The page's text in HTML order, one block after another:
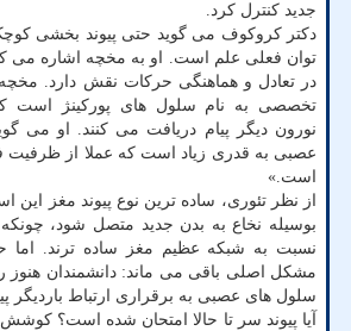
جدید کنترل کرد.
دکتر کروکوف می گوید حتی پیوند بخشی
توان فعلی علم است. او به مخچه اشاره می
در تعادل و هماهنگی حرکات نقش دارد. مخچه
تخصصی به نام سلول های پورکینژ است
نورون دیگر پیام دریافت می کنند. او می
عصبی به قدری زیاد است که عملا از ظرفیت
است.»
از نظر تئوری، ساده ترین نوع پیوند مغز
بوسیله نخاع به بدن جدید متصل شود،
نسبت به شبکه عظیم مغز ساده ترند. اما
مشکل اصلی باقی می ماند: دانشمندان هنوز
سلول های عصبی به برقراری ارتباط باردیگر
آیا پیوند سر تا حالا امتحان شده است؟